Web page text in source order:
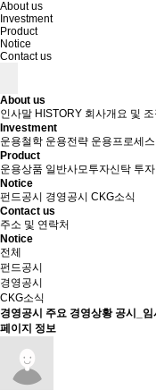
About us
Investment
Product
Notice
Contact us
About us
인사말 HISTORY 회사개요 및
Investment
운용철학 운용전략 운용프로세스
Product
운용상품 일반사모투자신탁 투
Notice
펀드공시
경영공시 CKG소식
Contact us
주소 및 연락처
Notice
전체
펀드공시
경영공시
CKG소식
경영공시 주요 경영상황 공시_
페이지 정보